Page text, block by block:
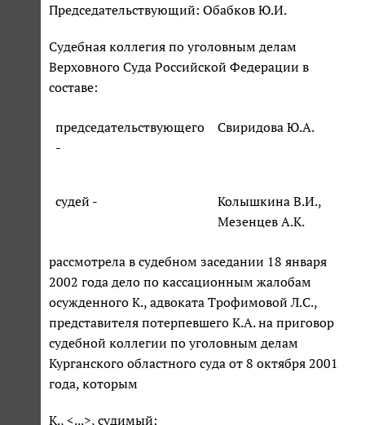
Председательствующий: Обабков Ю.И.
Судебная коллегия по уголовным делам
Верховного Суда Российской Федерации в
составе:
председательствующего
-
Свиридова Ю.А.
судей -
Колышкина В.И.,
Мезенцев А.К.
рассмотрела в судебном заседании 18 января
2002 года дело по кассационным жалобам
осужденного К., адвоката Трофимовой Л.С.,
представителя потерпевшего К.А. на приговор
судебной коллегии по уголовным делам
Курганского областного суда от 8 октября 2001
года, которым
К., <...>, судимый: